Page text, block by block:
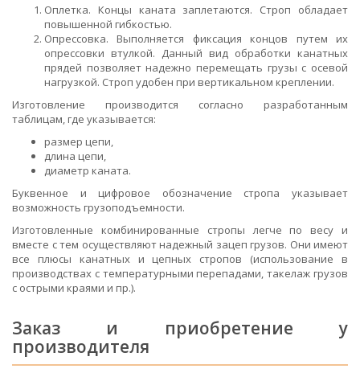
Оплетка. Концы каната заплетаются. Строп обладает
повышенной гибкостью.
Опрессовка. Выполняется фиксация концов путем их
опрессовки втулкой. Данный вид обработки канатных
прядей позволяет надежно перемещать грузы с осевой
нагрузкой. Строп удобен при вертикальном креплении.
Изготовление производится согласно разработанным
таблицам, где указывается:
размер цепи,
длина цепи,
диаметр каната.
Буквенное и цифровое обозначение стропа указывает
возможность грузоподъемности.
Изготовленные комбинированные стропы легче по весу и
вместе с тем осуществляют надежный зацеп грузов. Они имеют
все плюсы канатных и цепных стропов (использование в
производствах с температурными перепадами, такелаж грузов
с острыми краями и пр.).
Заказ и приобретение у
производителя